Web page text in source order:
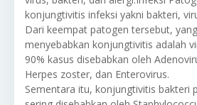
konjungtivitis infeksi yakni bakteri,
Dari keempat patogen tersebut,
menyebabkan konjungtivitis adalah
90% kasus disebabkan oleh
Herpes zoster, dan Enterovirus.
Sementara itu, konjungtivitis bakteri